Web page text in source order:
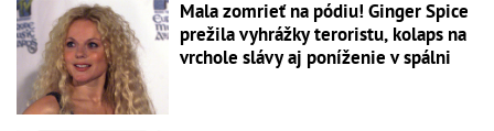
Mala zomrieť na pódiu! Ginger Spice
prežila vyhrážky teroristu, kolaps na
vrchole slávy aj poníženie v spálni